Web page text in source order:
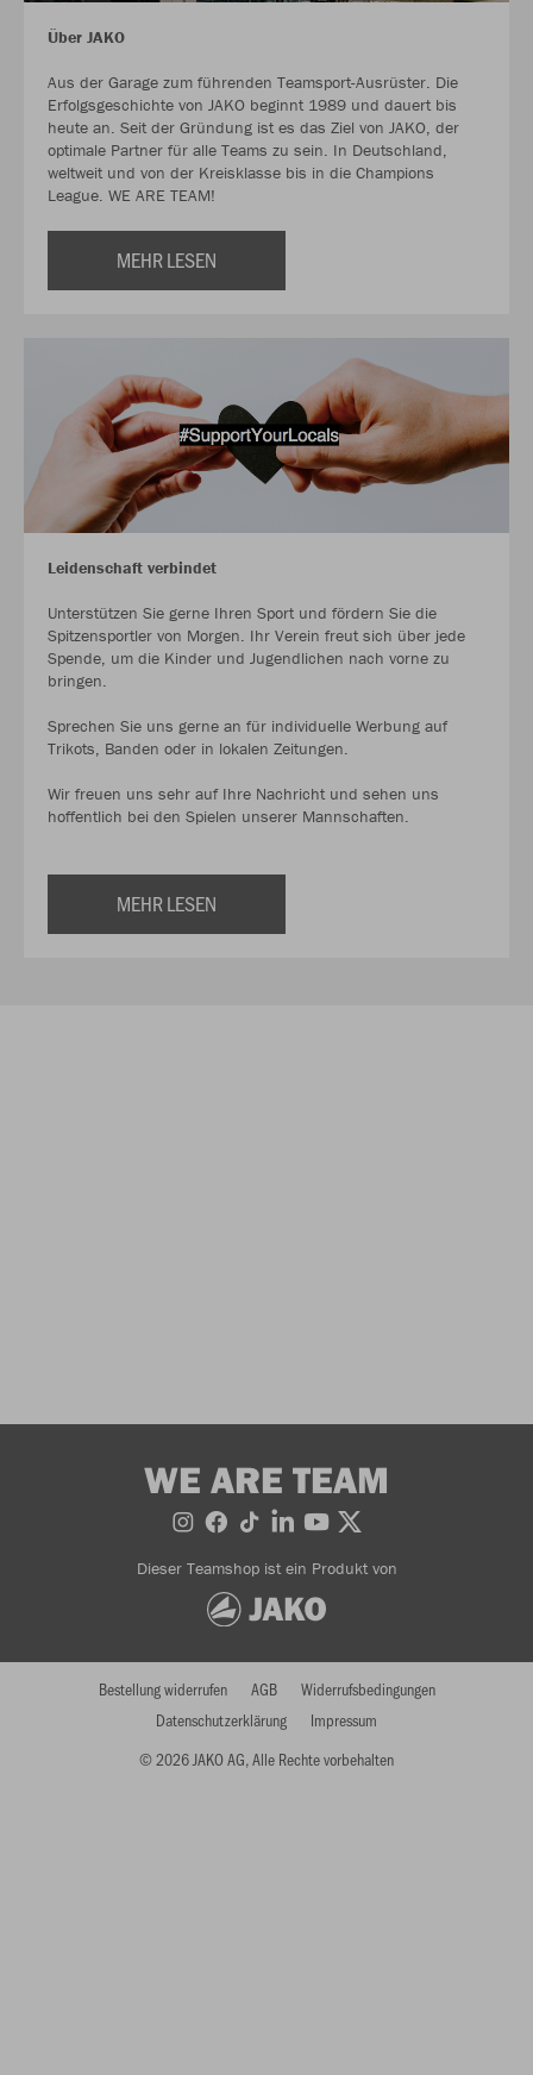
Über JAKO
Aus der Garage zum führenden Teamsport-Ausrüster. Die
Erfolgsgeschichte von JAKO beginnt 1989 und dauert bis
heute an. Seit der Gründung ist es das Ziel von JAKO, der
optimale Partner für alle Teams zu sein. In Deutschland,
weltweit und von der Kreisklasse bis in die Champions
League. WE ARE TEAM!
MEHR LESEN
Leidenschaft verbindet
Unterstützen Sie gerne Ihren Sport und fördern Sie die
Spitzensportler von Morgen. Ihr Verein freut sich über jede
Spende, um die Kinder und Jugendlichen nach vorne zu
bringen.
Sprechen Sie uns gerne an für individuelle Werbung auf
Trikots, Banden oder in lokalen Zeitungen.
Wir freuen uns sehr auf Ihre Nachricht und sehen uns
hoffentlich bei den Spielen unserer Mannschaften.
MEHR LESEN
WE ARE TEAM
Dieser Teamshop ist ein Produkt von
© 2026 JAKO AG, Alle Rechte vorbehalten
Bestellung widerrufen AGB
Widerrufsbedingungen
Datenschutzerklärung
Impressum